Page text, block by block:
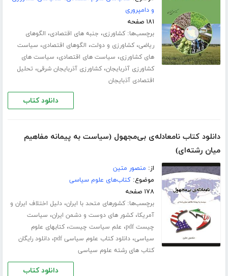
و دامپروری
۱۸۱ صفحه
برچسب‌ها:کشاورزی، جنبه های اقتصادی، الگوهای
ریاضی،کشاورزی و دولت، الگوهای اقتصادی، سیاست
های کشاورزی، سیاست های اقتصادی، سیاست های
کشاورزی آذربایجان،کشاورزی آذربایجان شرقی، تحلیل
اقتصادی آذبایجان
دانلود کتاب
دانلود کتاب نامعادله‌ی بی‌مجهول (سیاست به پیمانه مفاهیم
میان رشته‌ای)
از: منصور متین
موضوع:کتاب‌های علوم سیاسی
۱۷۸ صفحه
برچسب‌ها:کشورهای متحد با ایران،دلیل اختلاف ایران و
آمریکا،کشور های دوست و دشمن ایران، سیاست
چیست pdf
، علم سیاست چیست،کتابهای علوم
سیاسی،دانلود کتاب علوم سیاسی pdf ،دانلود رایگان
کتاب های رشته علوم سیاسی
دانلود کتاب